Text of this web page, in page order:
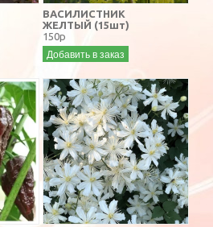
ВАСИЛИСТНИК
ЖЕЛТЫЙ (15шт)
150р
Добавить в заказ